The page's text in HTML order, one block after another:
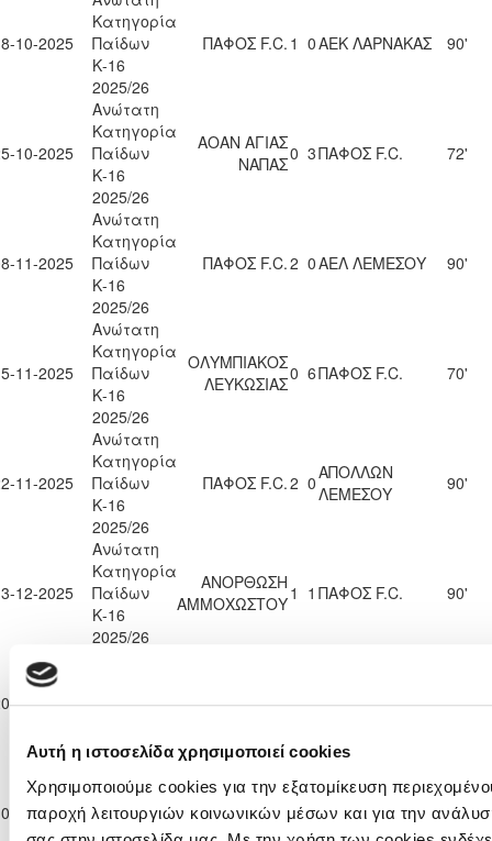
Αυτή η ιστοσελίδα χρησιμοποιεί cookies
Χρησιμοποιούμε cookies για την εξατομίκευση
παροχή λειτουργιών κοινωνικών μέσων και για την
10-2025
Κατηγορία
Παίδων
Κ-16
2025/26
ΠΑΦΟΣ F.C. 1 0ΑΕΚ ΛΑΡΝΑΚΑΣ 90'
10-2025
Ανώτατη
Κατηγορία
Παίδων
Κ-16
2025/26
ΑΟΑΝ ΑΓΙΑΣ
ΝΑΠΑΣ0 3ΠΑΦΟΣ F.C. 72'
11-2025
Ανώτατη
Κατηγορία
Παίδων
Κ-16
2025/26
ΠΑΦΟΣ F.C.2 0ΑΕΛ ΛΕΜΕΣΟΥ 90'
11-2025
Ανώτατη
Κατηγορία
Παίδων
Κ-16
2025/26
ΟΛΥΜΠΙΑΚΟΣ
ΛΕΥΚΩΣΙΑΣ0 6ΠΑΦΟΣ F.C. 70'
11-2025
Ανώτατη
Κατηγορία
Παίδων
Κ-16
2025/26
ΠΑΦΟΣ F.C.2 0ΑΠΟΛΛΩΝ
ΛΕΜΕΣΟΥ
90'
12-2025
Ανώτατη
Κατηγορία
Παίδων
Κ-16
2025/26
ΑΝΟΡΘΩΣΗ
ΑΜΜΟΧΩΣΤΟΥ1 1 ΠΑΦΟΣ F.C. 90'
12-2025
Παίδων
2025/26
ΠΑΦΟΣ F.C.3 0ΕΘΝΙΚΟΣ ΑΣΣΙΑΣ 90'
01-2026
Κατηγορία
Παίδων
Κ-16
ΟΜΟΝΟΙΑ
ΛΕΥΚΩΣΙΑΣ 0 3ΠΑΦΟΣ F.C. 89'